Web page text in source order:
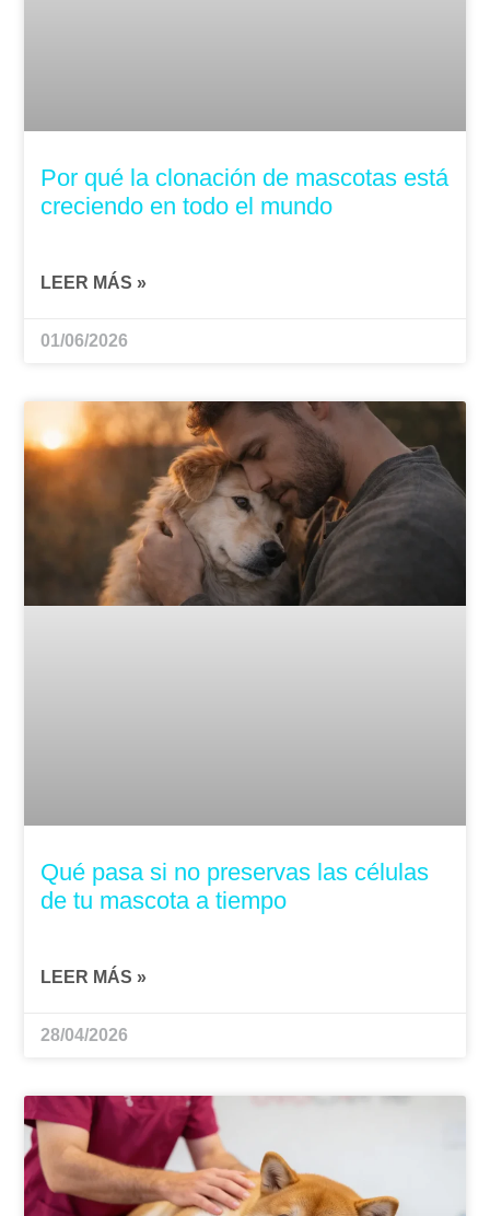
Por qué la clonación de mascotas está
creciendo en todo el mundo
LEER MÁS »
01/06/2026
Qué pasa si no preservas las células
de tu mascota a tiempo
LEER MÁS »
28/04/2026